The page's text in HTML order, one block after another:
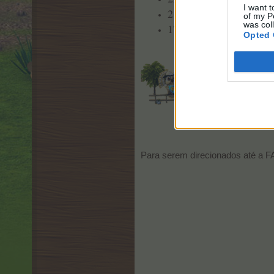
I want
of my
was
Opted
21:00 Horas Lisboa
17:00 Horas Brasília
Para serem direcionados até a